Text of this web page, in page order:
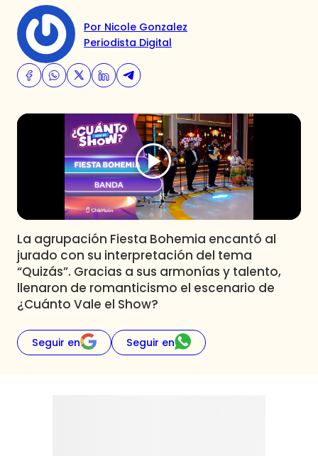
Por Nicole Gonzalez
Periodista Digital
La agrupación Fiesta Bohemia encantó al
jurado con su interpretación del tema
“Quizás”. Gracias a sus armonías y talento,
llenaron de romanticismo el escenario de
¿Cuánto Vale el Show?
Seguir en Seguir en
Club De La Comedia
Contigo en Directo
Plan Perfecto
El Tiempo
Sabingo
Todos Los Programas